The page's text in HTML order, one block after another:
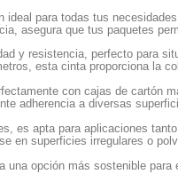
ideal para todas tus
asegura que tus paquetes
y resistencia, perfecto para
esta cinta proporciona la
con cajas de cartón
adherencia a diversas
es apta para aplicaciones
en superficies irregulares o
una opción más sostenible